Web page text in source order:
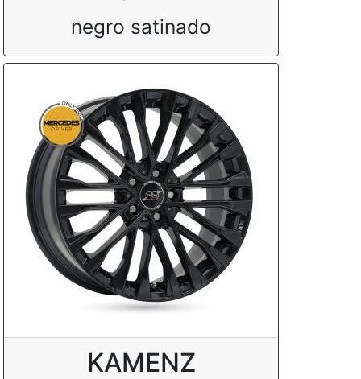
negro satinado
KAMENZ